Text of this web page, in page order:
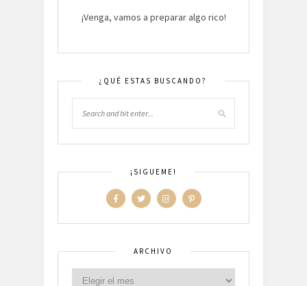
¡Venga, vamos a preparar algo rico!
¿QUÉ ESTAS BUSCANDO?
¡SIGUEME!
ARCHIVO